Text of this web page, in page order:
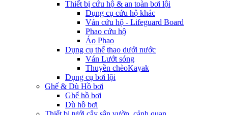
Thiết bị cứu hộ & an toàn bơi lội
Dụng cụ cứu hộ khác
Ván cứu hộ - Lifeguard Board
Phao cứu hộ
Áo Phao
Dụng cụ thể thao dưới nước
Ván Lướt sóng
Thuyền chèoKayak
Dụng cụ bơi lội
Ghế & Dù Hồ bơi
Ghế hồ bơi
Dù hồ bơi